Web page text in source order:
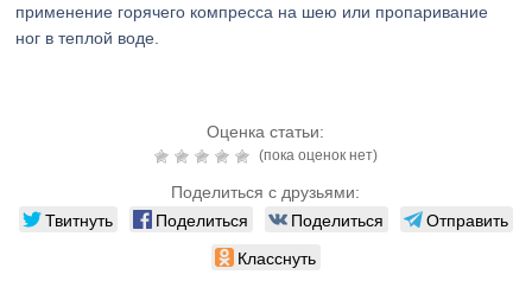
применение горячего компресса на шею или пропаривание
ног в теплой воде.
Оценка статьи:
(пока оценок нет)
Поделиться с друзьями:
Твитнуть Поделиться Поделиться
Отправить
Класснуть